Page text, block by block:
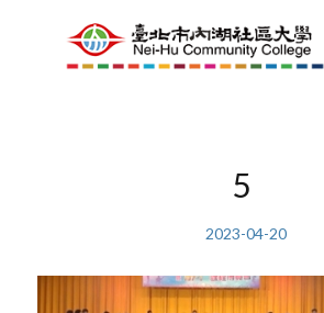
5
2023-04-20